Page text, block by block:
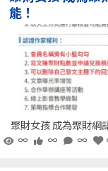
能！
聚財女孩 成為聚財網
∞
∞ ∞